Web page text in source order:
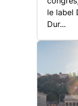
le label
Dur...